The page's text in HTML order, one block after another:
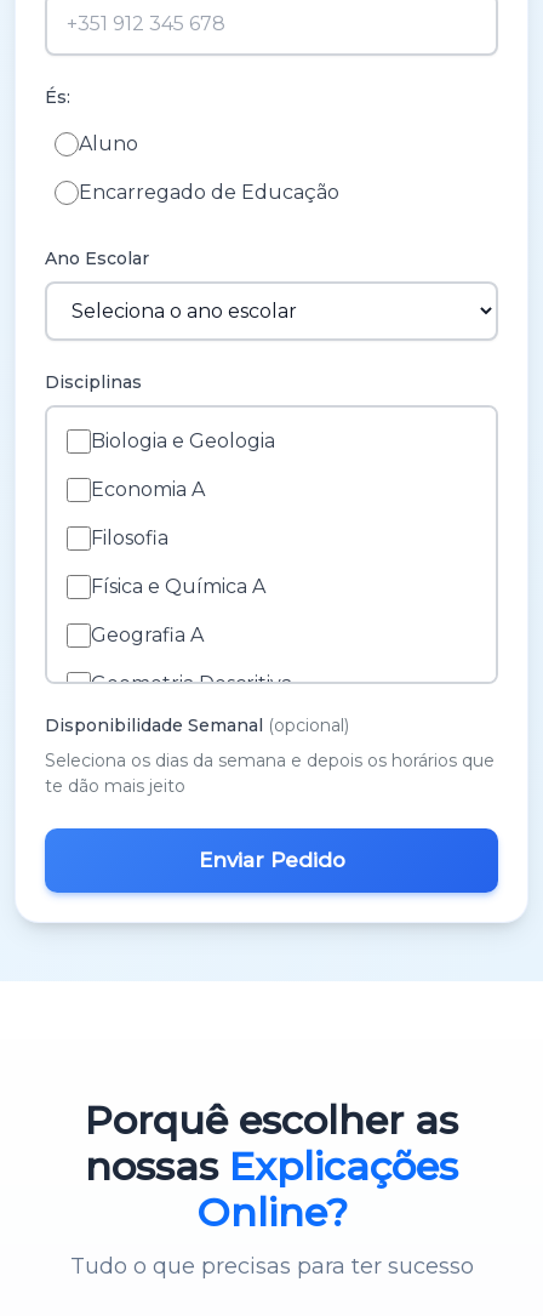
És:
Aluno
Encarregado de Educação
Ano Escolar
Disciplinas
Biologia e Geologia
Economia A
Filosofia
Física e Química A
Geografia A
Geometria Descritiva
História A
História e Cultura das Artes
Inglês
Matemática 3º Ciclo
Português 3º Ciclo
Disponibilidade Semanal
(opcional)
Seleciona os dias da semana e depois os horários que
te dão mais jeito
Porquê escolher as
nossas Explicações
Online?
Tudo o que precisas para ter sucesso